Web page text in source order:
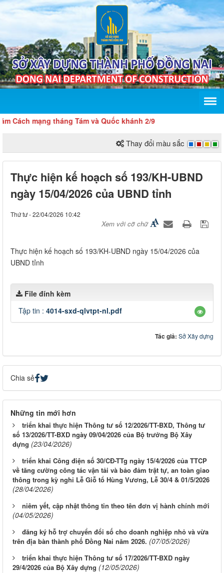
mạng tháng Tám và Quốc khánh 2/9
Thay đổi màu sắc
Thực hiện kế hoạch số 193/KH-UBND
ngày 15/04/2026 của UBND tỉnh
Thứ tư - 22/04/2026 10:42
Xem với cỡ chữ
Thực hiện kế hoạch số 193/KH-UBND ngày 15/04/2026 của
UBND tỉnh
File đính kèm
Tập tin : 4014-sxd-qlvtpt-nl.pdf
Tác giả: Sở Xây dựng
Chia sẻ
Những tin mới hơn
triển khai thực hiện Thông tư số 12/2026/TT-BXD, Thông tư
số 13/2026/TT-BXD ngày 09/04/2026 của Bộ trưởng Bộ Xây
dựng (23/04/2026)
triển khai Công điện số 30/CĐ-TTg ngày 15/4/2026 của TTCP
về tăng cường công tác vận tải và bảo đảm trật tự, an toàn giao
thông trong kỳ nghỉ Lễ Giỗ tổ Hùng Vương, Lễ 30/4 & 01/5/2026
(28/04/2026)
niêm yết, cập nhật thông tin theo tên đơn vị hành chính mới
(04/05/2026)
đăng ký hỗ trợ chuyển đổi số cho doanh nghiệp nhỏ và vừa
trên địa bàn thành phố Đồng Nai năm 2026. (07/05/2026)
triển khai thực hiện Thông tư số 17/2026/TT-BXD ngày
29/4/2026 của Bộ Xây dựng (12/05/2026)